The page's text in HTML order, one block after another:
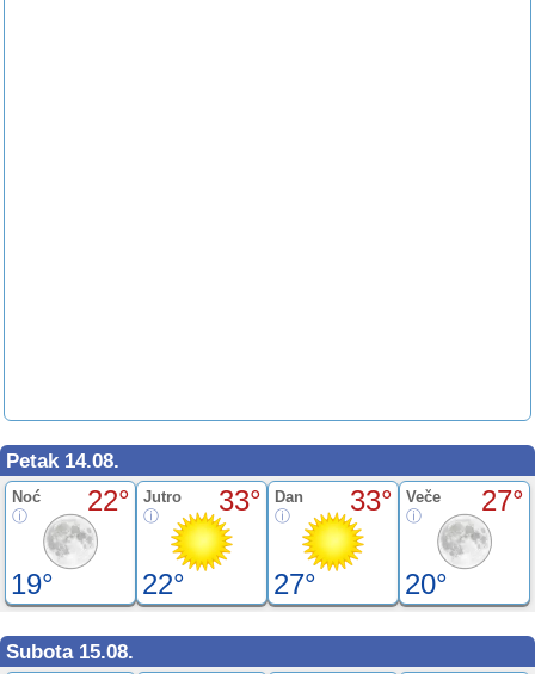
Petak 14.08.
Noć 22°
19°
Jutro 33°
22°
Dan 33°
27°
Veče 27°
20°
Subota 15.08.